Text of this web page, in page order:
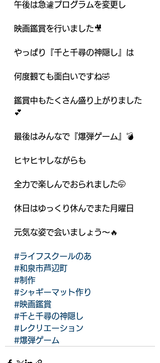
午後は急遽プログラムを変更し
映画鑑賞を行いました🎥
やっぱり『千と千尋の神隠し』は
何度観ても面白いですね🤣
鑑賞中もたくさん盛り上がりました
💕
最後はみんなで『爆弾ゲーム』💣
ヒヤヒヤしながらも
全力で楽しんでおられました🤭
休日はゆっくり休んでまた月曜日
元気な姿で会いましょう〜🔥
#ライフスクールのあ
#和泉市芦辺町
#制作
#シャギーマット作り
#映画鑑賞
#千と千尋の神隠し
#レクリエーション
#爆弾ゲーム